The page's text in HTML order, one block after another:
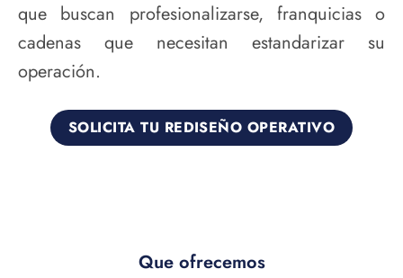
que buscan profesionalizarse, franquicias o
cadenas que necesitan estandarizar su
operación.
SOLICITA TU REDISEÑO OPERATIVO
Que ofrecemos